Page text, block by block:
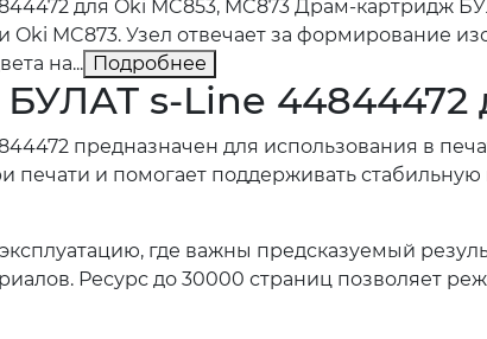
для Oki MC853, MC873 Драм-картридж
Oki MC873. Узел отвечает за формирование
на... Подробнее
s-Line 44844472
предназначен для использования в
и помогает поддерживать
где важны предсказуемый
Ресурс до 30000 страниц позволяет